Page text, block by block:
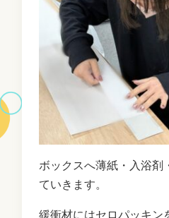
ボックスへ薄紙・入浴剤
ていきます。
緩衝材にはセロパッキン